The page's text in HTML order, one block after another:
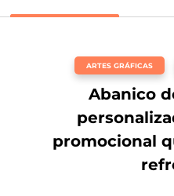
ARTES GRÁFICAS
Abanico
promocional